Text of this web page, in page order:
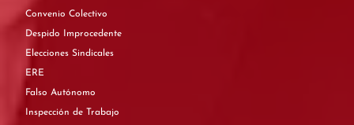
Convenio Colectivo
Despido Improcedente
Elecciones Sindicales
ERE
Falso Autónomo
Inspección de Trabajo